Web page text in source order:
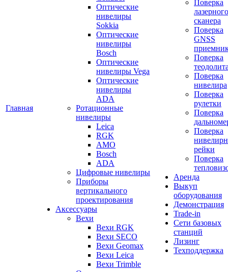
Главная
Оптические
нивелиры
Sokkia
Оптические
нивелиры
Bosch
Оптические
нивелиры Vega
Оптические
нивелиры
ADA
Ротационные
нивелиры
Leica
RGK
AMO
Bosch
ADA
Цифровые нивелиры
Приборы
вертикального
проектирования
Аксессуары
Вехи
Вехи RGK
Вехи SECO
Вехи Geomax
Вехи Leica
Вехи Trimble
Поверка
лазерного
сканера
Поверка
GNSS
Поверка
Поверка
нивелира
Поверка
рулетки
Поверка
Поверка
рейки
Поверка
Аренда
Выкуп
оборудования
Демонстрация
Trade-in
Сети базовых
станций
Лизинг
Техподдержка